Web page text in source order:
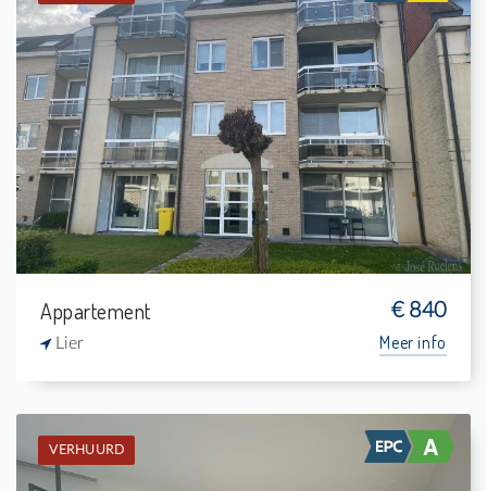
Verhuurd: Appartement
2
3 m²
1
88 m²
Appartement € 840
Lier Meer info
VERHUURD